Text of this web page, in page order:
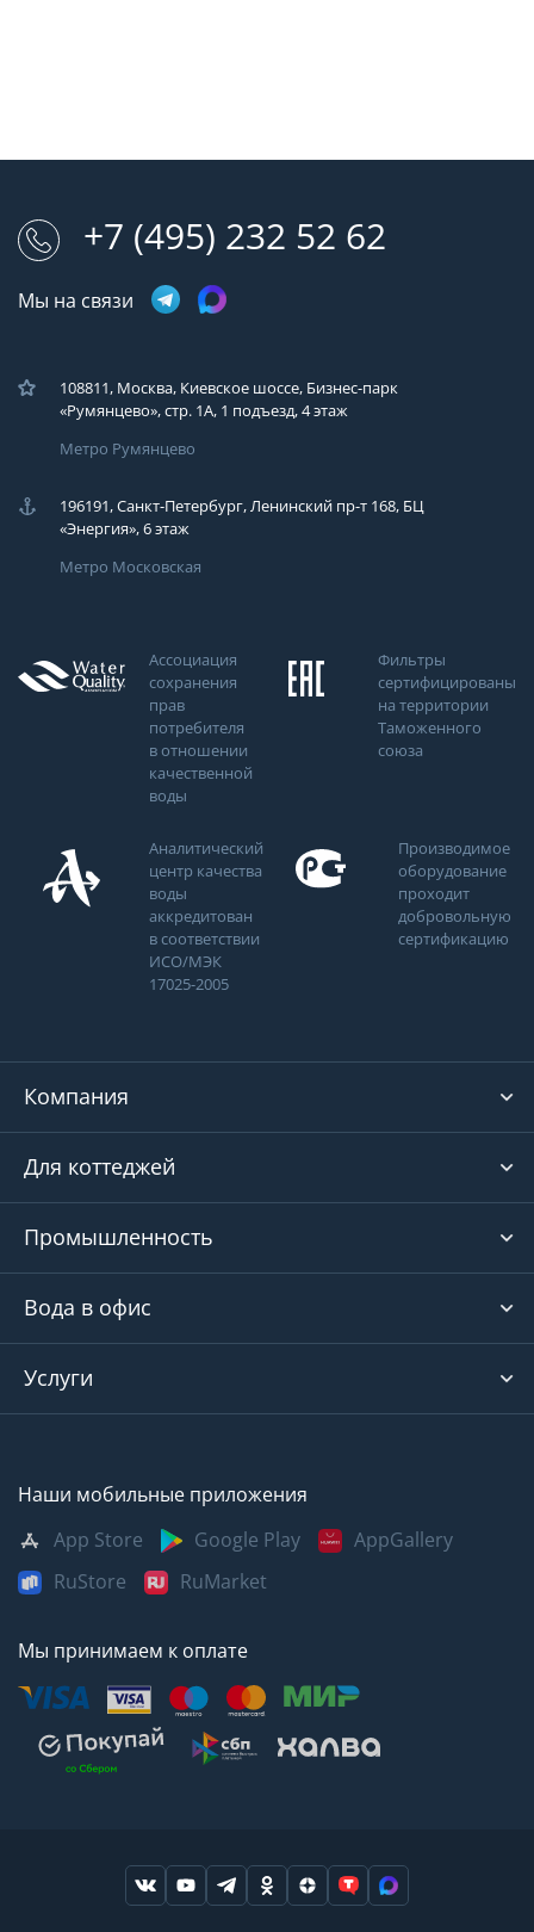
+7 (495) 232 52 62
Мы на связи
108811, Москва, Киевское шоссе, Бизнес-парк
«Румянцево», стр. 1А, 1 подъезд, 4 этаж
Метро Румянцево
196191, Санкт-Петербург, Ленинский пр-т 168, БЦ
«Энергия», 6 этаж
Метро Московская
Ассоциация
сохранения
прав
потребителя
в отношении
качественной
воды
Фильтры
сертифицированы
на территории
Таможенного
союза
Аналитический
центр качества
воды
аккредитован
в соответствии
ИСО/МЭК
17025-2005
Производимое
оборудование
проходит
добровольную
сертификацию
Компания
Для коттеджей
Промышленность
Вода в офис
Услуги
Наши мобильные приложения
App Store
Google Play
AppGallery
RuStore
RuMarket
Мы принимаем к оплате